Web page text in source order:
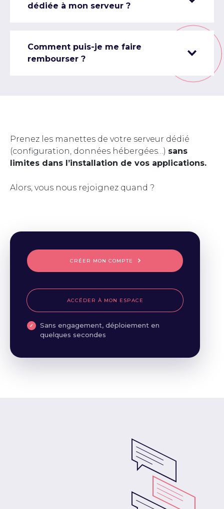
dédiée à mon serveur ?
Comment puis-je me faire
rembourser ?
Prenez les manettes de votre serveur dédié
(configuration, données hébergées…) sans
limites dans l’installation de vos applications.
Alors, vous nous rejoignez quand ?
CRÉER MON COMPTE
ACCÉDER À MON ESPACE
Sans engagement, déploiement en
quelques secondes